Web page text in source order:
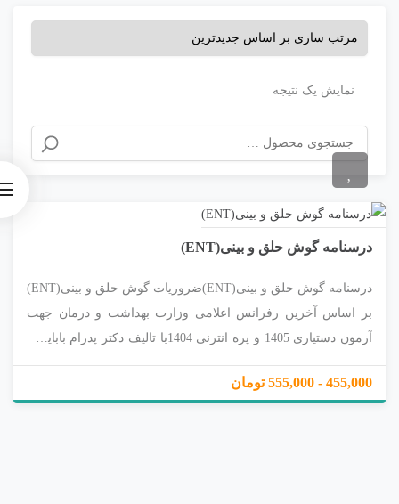
نمایش یک نتیجه
درسنامه گوش حلق و بینی(ENT)
درسنامه گوش حلق و بینی(ENT)ضروریات گوش حلق و بینی(ENT)
بر اساس آخرین رفرانس اعلامی وزارت بهداشت و درمان جهت
آزمون دستیاری 1405 و پره انترنی 1404با تالیف دکتر پدرام بابایی و
محسن باقری دارای رتبه های برتر دستیاری و پره انترنی زیر نظر
استاد دکتر حسین رسول پناه
455,000 - 555,000 تومان